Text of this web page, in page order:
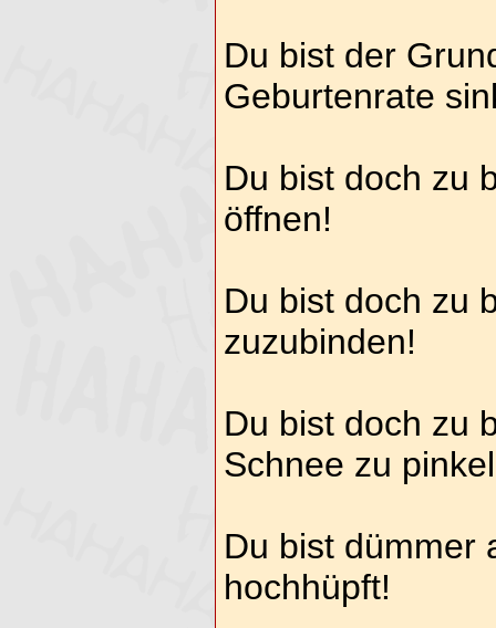
Du bist der
Geburtenrate
Du bist doch zu
öffnen!
Du bist doch zu
zuzubinden!
Du bist doch zu
Schnee zu
Du bist dümmer
hochhüpft!